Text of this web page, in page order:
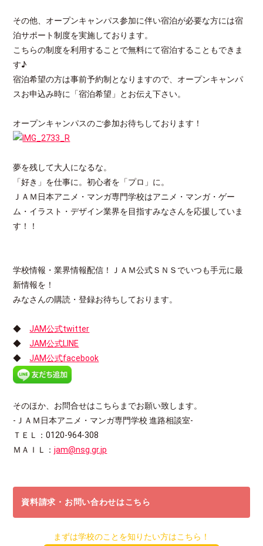
その他、オープンキャンパス参加に伴い宿泊が必要な方には宿
泊サポート制度を実施しております。
こちらの制度を利用することで無料にて宿泊することもできま
す♪
宿泊希望の方は事前予約制となりますので、オープンキャンパ
スお申込み時に「宿泊希望」とお伝え下さい。
オープンキャンパスのご参加お待ちしております！
夢を残して大人になるな。
「好き」を仕事に。初心者を「プロ」に。
ＪＡＭ日本アニメ・マンガ専門学校はアニメ・マンガ・ゲー
ム・イラスト・デザイン業界を目指すみなさんを応援していま
す！！
学校情報・業界情報配信！ＪＡＭ公式ＳＮＳでいつも手元に最
新情報を！
みなさんの購読・登録お待ちしております。
◆JAM公式twitter
◆JAM公式LINE
◆JAM公式facebook
そのほか、お問合せはこちらまでお願い致します。
-ＪＡＭ日本アニメ・マンガ専門学校 進路相談室-
ＴＥＬ：0120-964-308
ＭＡＩＬ：jam@nsg.gr.jp
資料請求・お問い合わせはこちら
まずは学校のことを知りたい方はこちら！